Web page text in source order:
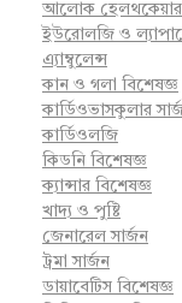
আলোক হেলথকেয়ার
ইউরোলজি ও
এ্যাম্বুলেন্স
কান ও গলা বিশেষজ্ঞ
কার্ডিওভাসকুলার
কার্ডিওলজি
কিডনি বিশেষজ্ঞ
ক্যান্সার বিশেষজ্ঞ
খাদ্য ও পুষ্টি
জেনারেল সার্জন
ট্রমা সার্জন
ডায়াবেটিস বিশেষজ্ঞ